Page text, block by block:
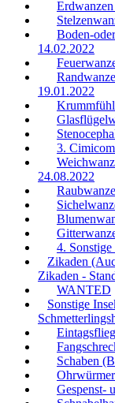
Boden-
14.02.2022
19.01.2022
3.
24.08.2022
4. Sonstige
Zikaden
Zikaden -
WANTED
Sonstige
Schaben
Gespenst-